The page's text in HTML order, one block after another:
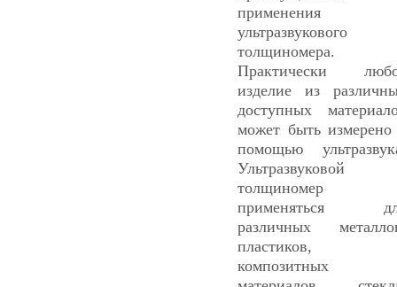
применения
ультразвукового
толщиномера.
Практически
изделие из
доступных
может быть измерено
помощью
Ультразвуковой
толщиномер
применяться
различных
пластиков,
композитных